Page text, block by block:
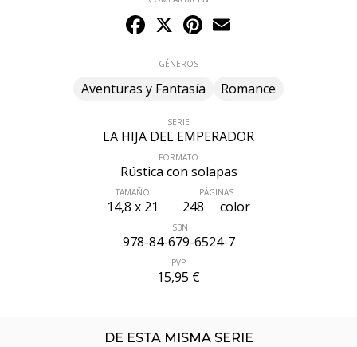
Facebook
X Pinterest
GÉNEROS
Aventuras y Fantasía Romance
SERIE
LA HIJA DEL EMPERADOR
FORMATO
Rústica con solapas
TAMAÑO
14,8 x 21
PÁGINAS
248 color
ISBN
978-84-679-6524-7
PVP
15,95 €
DE ESTA MISMA SERIE
ÚLTIMO NÚMERO PUBLICADO